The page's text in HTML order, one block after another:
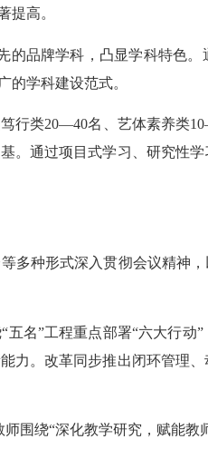
提高。
牌学科，凸显学科特色。
的学科建设范式。
类20—40名、艺体素养类
。通过项目式学习、研究性
种形式深入贯彻会议精神，
”工程重点部署“六大行动”
力。改革同步推出闭环管理
绕“深化教学研究，赋能教